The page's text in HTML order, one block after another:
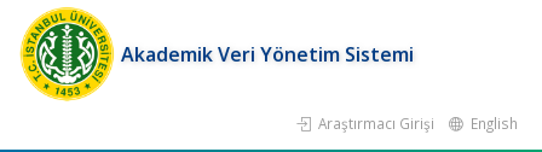
Akademik Veri Yönetim Sistemi
Araştırmacı Girişi English